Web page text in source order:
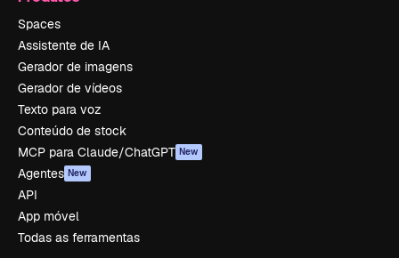
Spaces
Assistente de IA
Gerador de imagens
Gerador de vídeos
Texto para voz
Conteúdo de stock
MCP para Claude/ChatGPT New
Agentes New
API
App móvel
Todas as ferramentas